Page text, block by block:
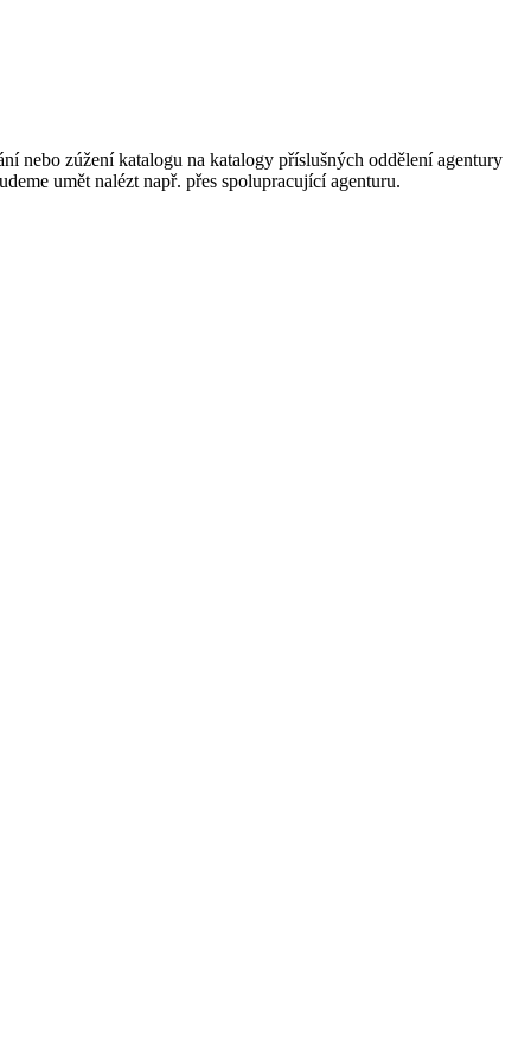
nebo zúžení katalogu na katalogy příslušných oddělení agentury
umět nalézt např. přes spolupracující agenturu.